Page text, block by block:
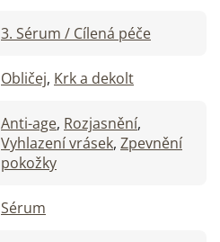
3. Sérum / Cílená péče
Obličej, Krk a dekolt
Anti-age, Rozjasnění,
Vyhlazení vrásek, Zpevnění
pokožky
Sérum